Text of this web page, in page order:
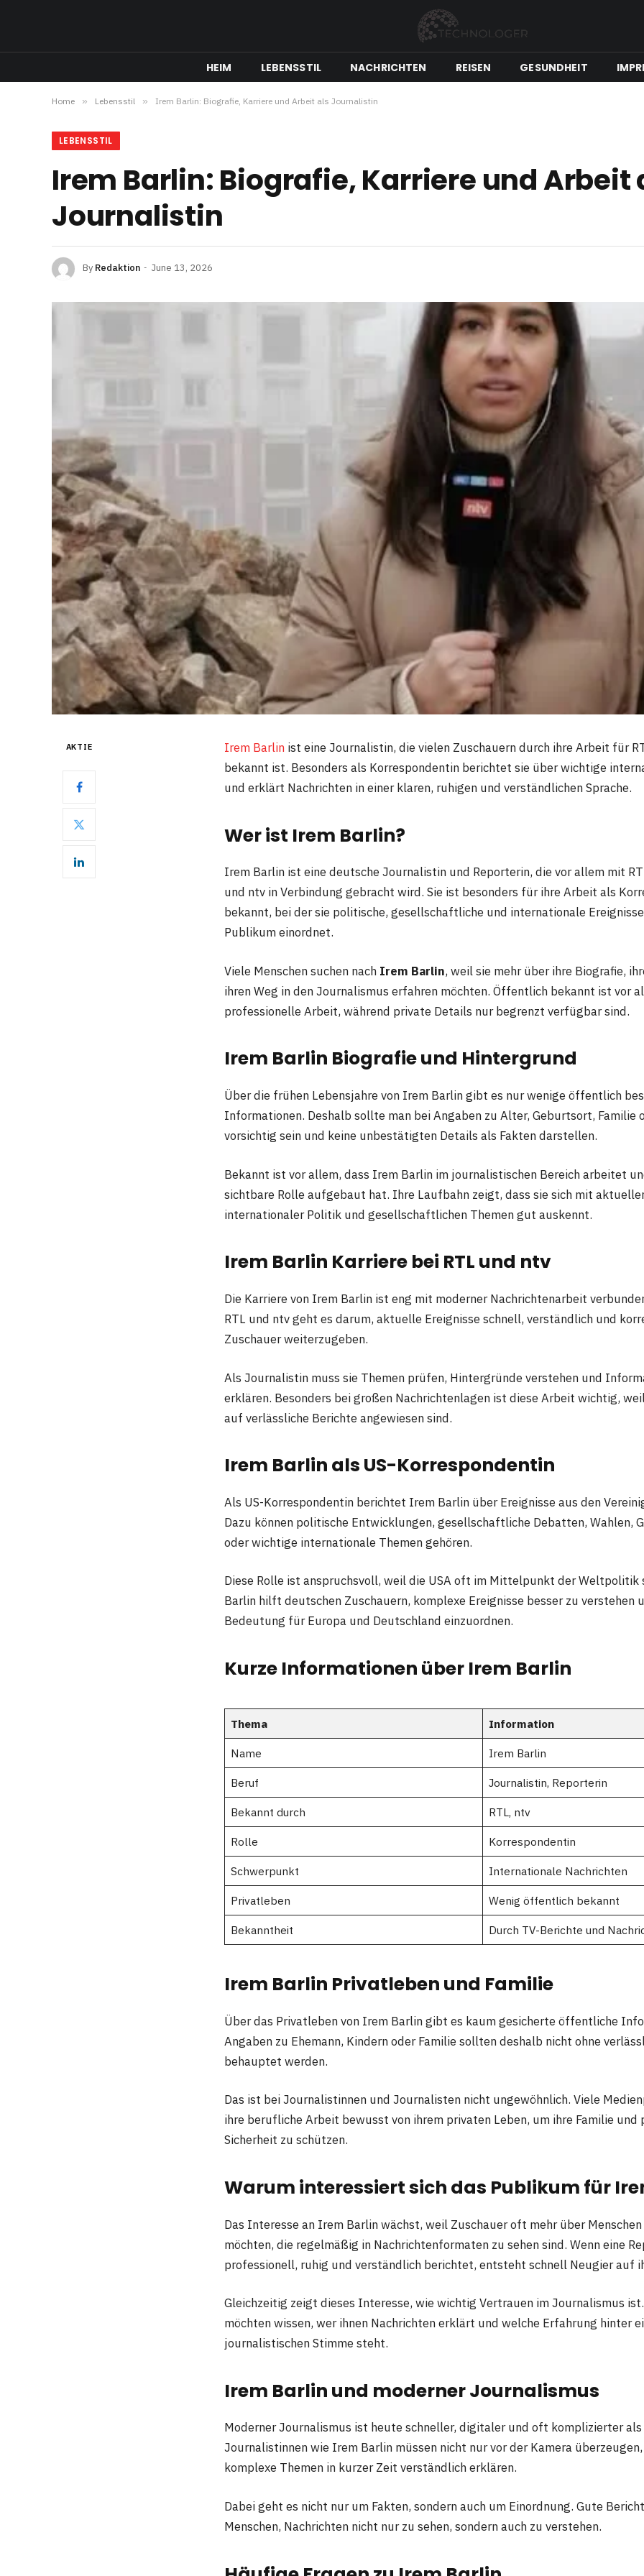
HEIM LEBENSSTIL NACHRICHTEN REISEN GESUNDHEIT
Home » Lebensstil » Irem Barlin: Biografie, Karriere und Arbeit als Journalistin
LEBENSSTIL
Irem Barlin: Biografie, Karriere und Arbeit
Journalistin
By Redaktion June 13, 2026
AKTIE Irem Barlin ist eine Journalistin, die vielen Zuschauern durch ihre Arbeit für
bekannt ist. Besonders als Korrespondentin berichtet sie über wichtige
und erklärt Nachrichten in einer klaren, ruhigen und verständlichen Sprache.
Wer ist Irem Barlin?
Irem Barlin ist eine deutsche Journalistin und Reporterin, die vor allem mit
und ntv in Verbindung gebracht wird. Sie ist besonders für ihre Arbeit als
bekannt, bei der sie politische, gesellschaftliche und internationale
Publikum einordnet.
Viele Menschen suchen nach Irem Barlin, weil sie mehr über ihre Biografie,
ihren Weg in den Journalismus erfahren möchten. Öffentlich bekannt ist vor
professionelle Arbeit, während private Details nur begrenzt verfügbar sind.
Irem Barlin Biografie und Hintergrund
Über die frühen Lebensjahre von Irem Barlin gibt es nur wenige öffentlich
Informationen. Deshalb sollte man bei Angaben zu Alter, Geburtsort, Familie
vorsichtig sein und keine unbestätigten Details als Fakten darstellen.
Bekannt ist vor allem, dass Irem Barlin im journalistischen Bereich arbeitet
sichtbare Rolle aufgebaut hat. Ihre Laufbahn zeigt, dass sie sich mit
internationaler Politik und gesellschaftlichen Themen gut auskennt.
Irem Barlin Karriere bei RTL und ntv
Die Karriere von Irem Barlin ist eng mit moderner Nachrichtenarbeit
RTL und ntv geht es darum, aktuelle Ereignisse schnell, verständlich und
Zuschauer weiterzugeben.
Als Journalistin muss sie Themen prüfen, Hintergründe verstehen und
erklären. Besonders bei großen Nachrichtenlagen ist diese Arbeit wichtig,
auf verlässliche Berichte angewiesen sind.
Irem Barlin als US-Korrespondentin
Als US-Korrespondentin berichtet Irem Barlin über Ereignisse aus den
Dazu können politische Entwicklungen, gesellschaftliche Debatten, Wahlen,
oder wichtige internationale Themen gehören.
Diese Rolle ist anspruchsvoll, weil die USA oft im Mittelpunkt der Weltpolitik
Barlin hilft deutschen Zuschauern, komplexe Ereignisse besser zu verstehen
Bedeutung für Europa und Deutschland einzuordnen.
Kurze Informationen über Irem Barlin
Thema Information
Name Irem Barlin
Beruf Journalistin, Reporterin
Bekannt durch RTL, ntv
Rolle Korrespondentin
Schwerpunkt Internationale Nachrichten
Privatleben Wenig öffentlich bekannt
Bekanntheit Durch TV-Berichte und
Irem Barlin Privatleben und Familie
Über das Privatleben von Irem Barlin gibt es kaum gesicherte öffentliche
Angaben zu Ehemann, Kindern oder Familie sollten deshalb nicht ohne
behauptet werden.
Das ist bei Journalistinnen und Journalisten nicht ungewöhnlich. Viele
ihre berufliche Arbeit bewusst von ihrem privaten Leben, um ihre Familie und
Sicherheit zu schützen.
Warum interessiert sich das Publikum für
Das Interesse an Irem Barlin wächst, weil Zuschauer oft mehr über
möchten, die regelmäßig in Nachrichtenformaten zu sehen sind. Wenn eine
professionell, ruhig und verständlich berichtet, entsteht schnell Neugier auf
Gleichzeitig zeigt dieses Interesse, wie wichtig Vertrauen im Journalismus
möchten wissen, wer ihnen Nachrichten erklärt und welche Erfahrung hinter
journalistischen Stimme steht.
Irem Barlin und moderner Journalismus
Moderner Journalismus ist heute schneller, digitaler und oft komplizierter
Journalistinnen wie Irem Barlin müssen nicht nur vor der Kamera
komplexe Themen in kurzer Zeit verständlich erklären.
Dabei geht es nicht nur um Fakten, sondern auch um Einordnung. Gute
Menschen, Nachrichten nicht nur zu sehen, sondern auch zu verstehen.